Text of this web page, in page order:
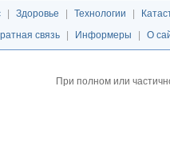
| Здоровье | Технологии |
связь | Информеры | О
При полном или